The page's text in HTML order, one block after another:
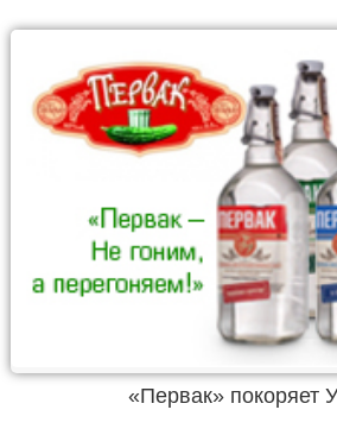
«Первак» покоряет